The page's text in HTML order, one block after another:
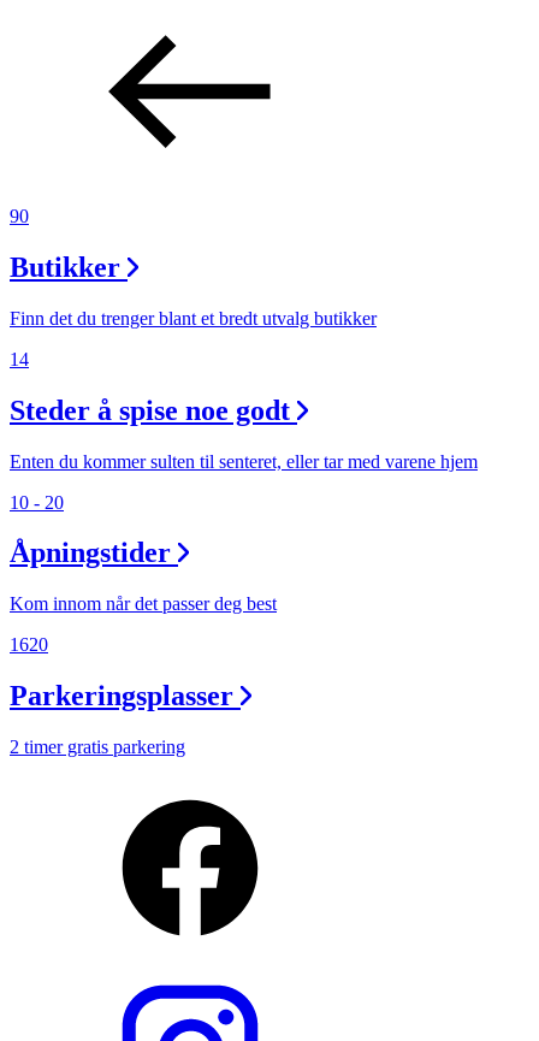
90
Butikker
Finn det du trenger blant et bredt utvalg butikker
14
Steder å spise noe godt
Enten du kommer sulten til senteret, eller tar med varene hjem
10 - 20
Åpningstider
Kom innom når det passer deg best
1620
Parkeringsplasser
2 timer gratis parkering